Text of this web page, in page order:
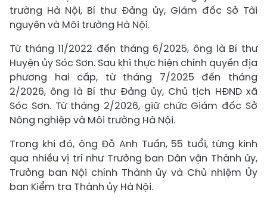
trường Hà Nội, Bí thư Đảng ủy, Giám đốc Sở Tài
nguyên và Môi trường Hà Nội.
Từ tháng 11/2022 đến tháng 6/2025, ông là Bí thư
Huyện ủy Sóc Sơn. Sau khi thực hiện chính quyền địa
phương hai cấp, từ tháng 7/2025 đến tháng
2/2026, ông là Bí thư Đảng ủy, Chủ tịch HĐND xã
Sóc Sơn. Từ tháng 2/2026, giữ chức Giám đốc Sở
Nông nghiệp và Môi trường Hà Nội.
Trong khi đó, ông Đỗ Anh Tuấn, 55 tuổi, từng kinh
qua nhiều vị trí như Trưởng ban Dân vận Thành ủy,
Trưởng ban Nội chính Thành ủy và Chủ nhiệm Ủy
ban Kiểm tra Thành ủy Hà Nội.